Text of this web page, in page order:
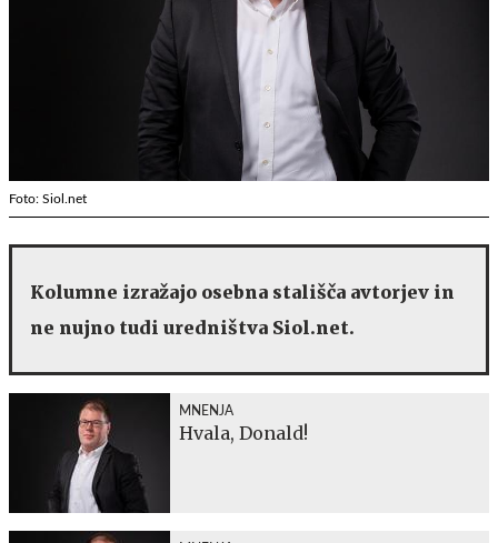
Foto: Siol.net
Kolumne izražajo osebna stališča avtorjev in
ne nujno tudi uredništva Siol.net.
MNENJA
Hvala, Donald!